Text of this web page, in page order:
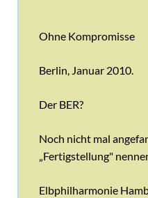
Ohne Kompromisse
Berlin, Januar 2010.
Der BER?
Noch nicht mal
„Fertigstellung"
Elbphilharmonie